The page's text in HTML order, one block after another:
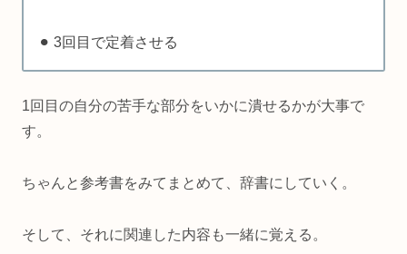
⚫︎ 3回目で定着させる
1回目の自分の苦手な部分をいかに潰せるかが大事で
す。
ちゃんと参考書をみてまとめて、辞書にしていく。
そして、それに関連した内容も一緒に覚える。